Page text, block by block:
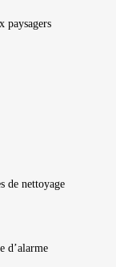
paysagers
de nettoyage
d’alarme